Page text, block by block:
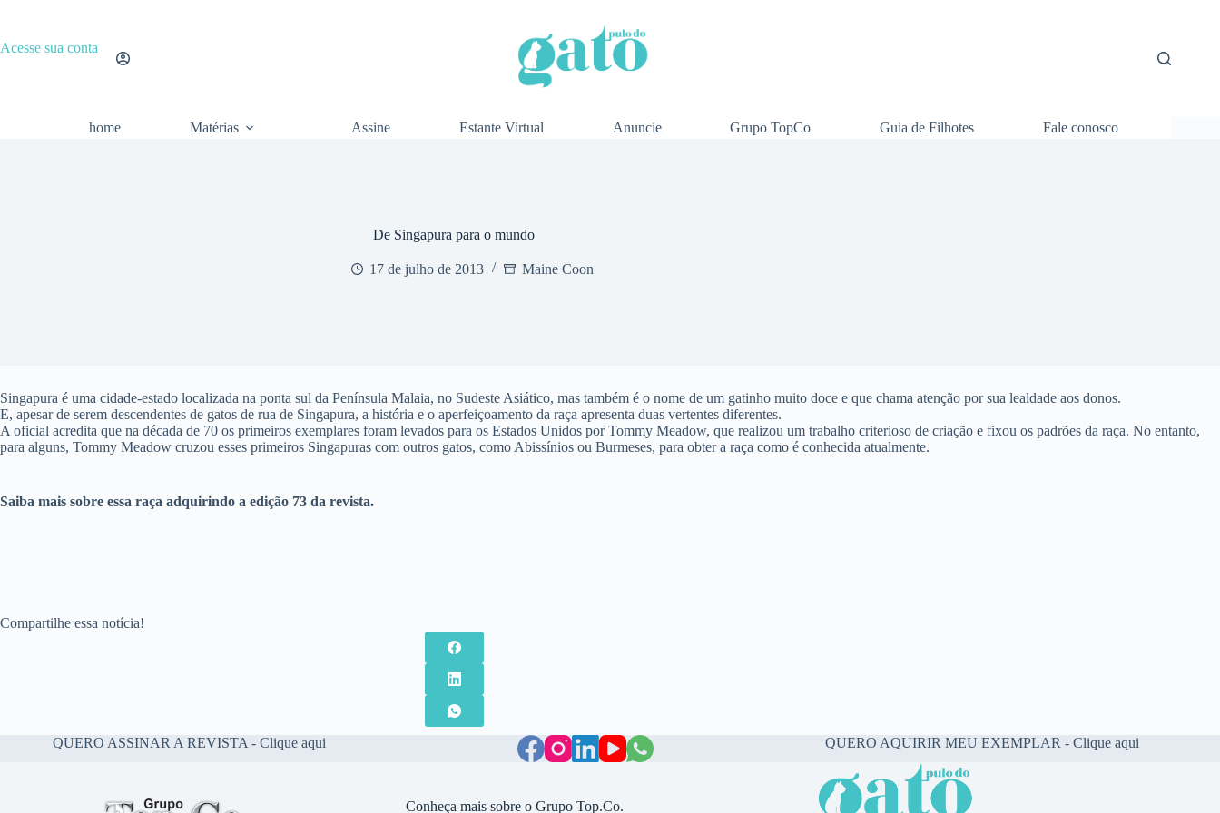
o
conteúdo
Acesse sua conta
home Matérias Assine Estante Virtual Anuncie Grupo TopCo Guia de Filhotes Fale conosco
De Singapura para o mundo
17 de julho de 2013 Maine Coon
Singapura é uma cidade-estado localizada na ponta sul da Península Malaia, no Sudeste Asiático, mas também é o nome de um gatinho muito doce e que chama atenção por sua lealdade aos donos.
E, apesar de serem descendentes de gatos de rua de Singapura, a história e o aperfeiçoamento da raça apresenta duas vertentes diferentes.
A oficial acredita que na década de 70 os primeiros exemplares foram levados para os Estados Unidos porTommy Meadow, que realizou um trabalho criterioso de criação e fixou os padrões da raça. No entanto,
para alguns, Tommy Meadow cruzou esses primeiros Singapuras com outros gatos, como Abissínios ou Burmeses, para obtera raça como é conhecida atualmente.
Saiba mais sobre essa raça adquirindo a edição 73 da revista.
Compartilhe essa notícia!
QUERO ASSINAR A REVISTA - Clique aqui QUERO AQUIRIR MEU EXEMPLAR - Clique aqui
Conheça mais sobre o Grupo Top.Co.